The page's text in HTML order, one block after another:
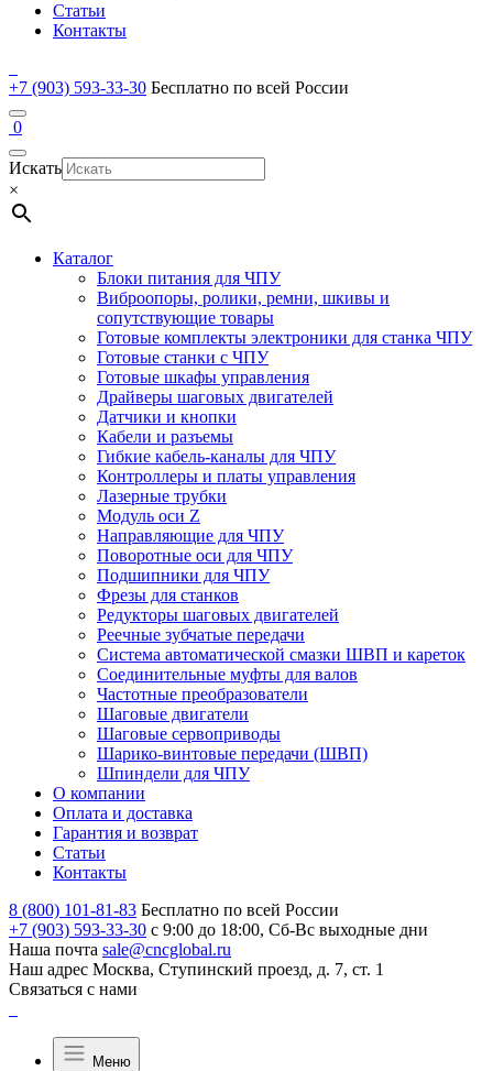
Статьи
Контакты
+7 (903) 593-33-30 Бесплатно по всей России
0
Искать
×
Каталог
Блоки питания для ЧПУ
Виброопоры, ролики, ремни, шкивы и
сопутствующие товары
Готовые комплекты электроники для станка ЧПУ
Готовые станки с ЧПУ
Готовые шкафы управления
Драйверы шаговых двигателей
Датчики и кнопки
Кабели и разъемы
Гибкие кабель-каналы для ЧПУ
Контроллеры и платы управления
Лазерные трубки
Модуль оси Z
Направляющие для ЧПУ
Поворотные оси для ЧПУ
Подшипники для ЧПУ
Фрезы для станков
Редукторы шаговых двигателей
Реечные зубчатые передачи
Система автоматической смазки ШВП и кареток
Соединительные муфты для валов
Частотные преобразователи
Шаговые двигатели
Шаговые сервоприводы
Шарико-винтовые передачи (ШВП)
Шпиндели для ЧПУ
О компании
Оплата и доставка
Гарантия и возврат
Статьи
Контакты
8 (800) 101-81-83 Бесплатно по всей России
+7 (903) 593-33-30 с 9:00 до 18:00, Сб-Вс выходные дни
Наша почта sale@cncglobal.ru
Наш адрес Москва, Ступинский проезд, д. 7, ст. 1
Связаться с нами
Меню